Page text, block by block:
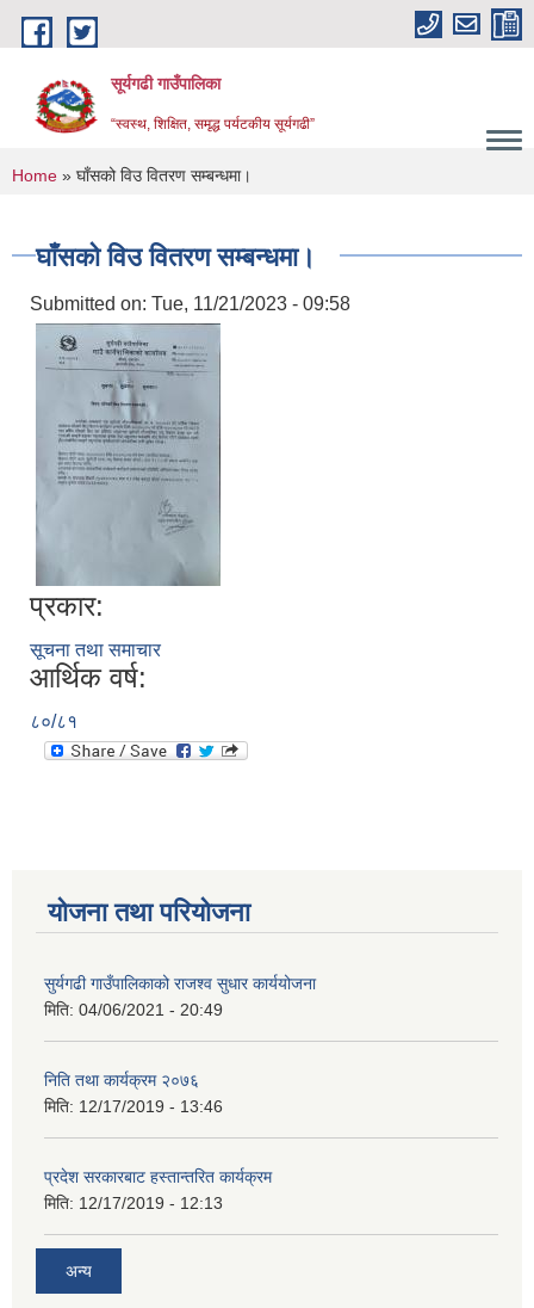
Skip to main content
सूर्यगढी गाउँपालिका
“स्वस्थ, शिक्षित, समृद्ध पर्यटकीय सूर्यगढी”
You are here
Home » घाँसको विउ वितरण सम्बन्धमा।
घाँसको विउ वितरण सम्बन्धमा।
Submitted on: Tue, 11/21/2023 - 09:58
प्रकार:
सूचना तथा समाचार
आर्थिक वर्ष:
८०/८१
योजना तथा परियोजना
सुर्यगढी गाउँपालिकाको राजश्व सुधार कार्ययोजना
मिति: 04/06/2021 - 20:49
निति तथा कार्यक्रम २०७६
मिति: 12/17/2019 - 13:46
प्रदेश सरकारबाट हस्तान्तरित कार्यक्रम
मिति: 12/17/2019 - 12:13
अन्य